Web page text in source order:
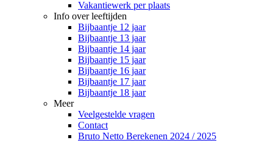
Vakantiewerk per plaats
Info over leeftijden
Bijbaantje 12 jaar
Bijbaantje 13 jaar
Bijbaantje 14 jaar
Bijbaantje 15 jaar
Bijbaantje 16 jaar
Bijbaantje 17 jaar
Bijbaantje 18 jaar
Meer
Veelgestelde vragen
Contact
Bruto Netto Berekenen 2024 / 2025